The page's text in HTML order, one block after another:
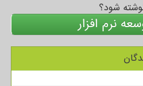
شود؟
نرم افزار